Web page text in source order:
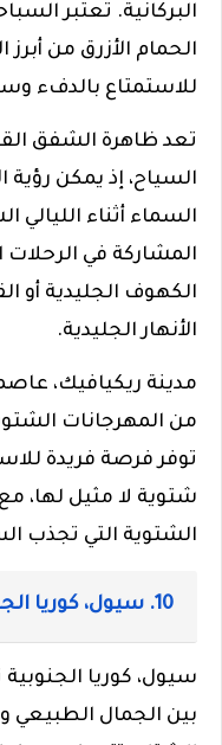
البركانية. تعتبر
الحمام الأزرق من
للاستمتاع بالدفء
تعد ظاهرة الشفق
السياح، إذ يمكن رؤية
السماء أثناء الليالي
المشاركة في
الكهوف الجليدية أو
الأنهار الجليدية.
مدينة ريكيافيك،
من المهرجانات
توفر فرصة فريدة
شتوية لا مثيل لها،
الشتوية التي تجذب
10. سيول، كوريا الجنوبية
سيول، كوريا
بين الجمال الطبيعي